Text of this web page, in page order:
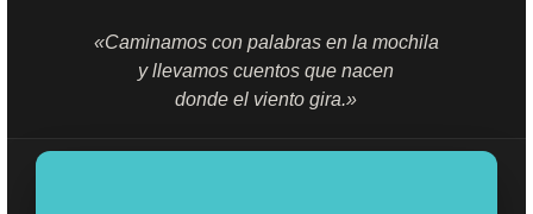
«Caminamos con palabras en la mochila
y llevamos cuentos que nacen
donde el viento gira.»